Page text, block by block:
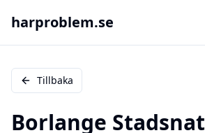
harproblem.se
Tillbaka
Borlange Stadsnat